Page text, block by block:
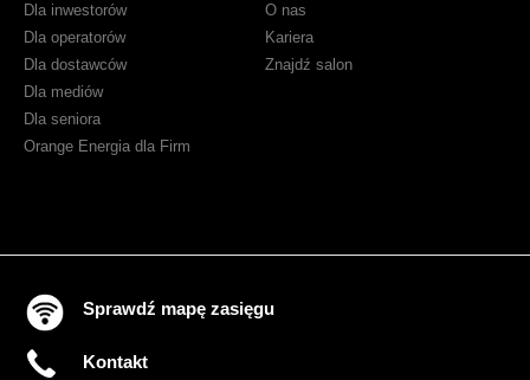
Dla inwestorów
Dla operatorów
Dla dostawców
Dla mediów
Dla seniora
Orange Energia dla Firm
O nas
Kariera
Znajdź salon
Sprawdź mapę zasięgu
Kontakt